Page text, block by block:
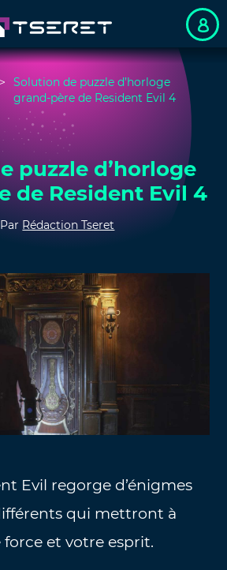
Solution de puzzle d’horloge
grand-père de Resident Evil 4
puzzle d’horloge
de Resident Evil 4
Par Rédaction Tseret
Evil regorge d’énigmes
qui mettront à
force et votre esprit.